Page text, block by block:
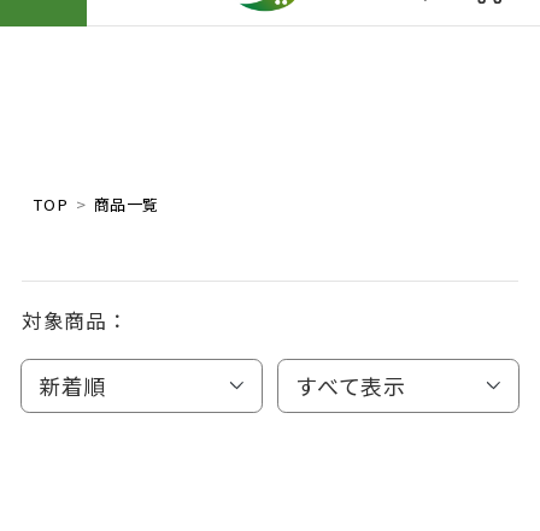
TOP 商品一覧
対象商品：
新着順 すべて表示